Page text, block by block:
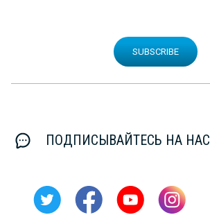
SUBSCRIBE
ПОДПИСЫВАЙТЕСЬ НА НАС